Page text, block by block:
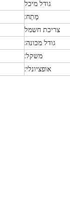
גודל מיכל
מֶתַח:
צריכת חשמל
גודל מכונה:
משקל:
אופציונלי: